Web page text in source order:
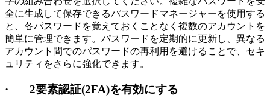
全に生成して保存できるパスワードマネージャーを使用する
と、各パスワードを覚えておくことなく複数のアカウントを
簡単に管理できます。パスワードを定期的に更新し、異なる
アカウント間でのパスワードの再利用を避けることで、セキ
ュリティをさらに強化できます。
· 2要素認証(2FA)を有効にする